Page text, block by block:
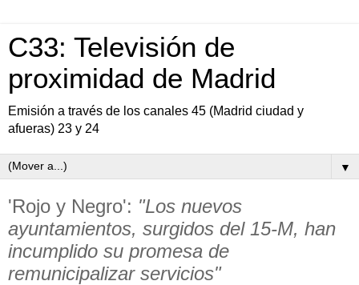
C33: Televisión de
proximidad de Madrid
Emisión a través de los canales 45 (Madrid ciudad y
afueras) 23 y 24
▼
'Rojo y Negro': "Los nuevos
ayuntamientos, surgidos del 15-M, han
incumplido su promesa de
remunicipalizar servicios"